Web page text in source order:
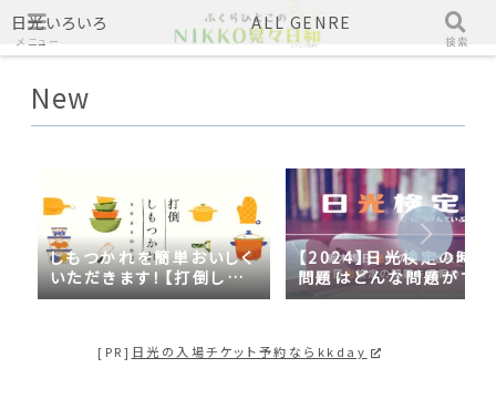
日光いろいろ ALL GENRE
New
しもつかれを簡単おいしく
いただきます！【打倒しも
つかれｓｅａｓｏｎ２】
【2024】日光検定の時事
問題はどんな問題がでる
の？2023年の時事問題
[PR] 日光の入場チケット予約ならkkday
メニュー 検索